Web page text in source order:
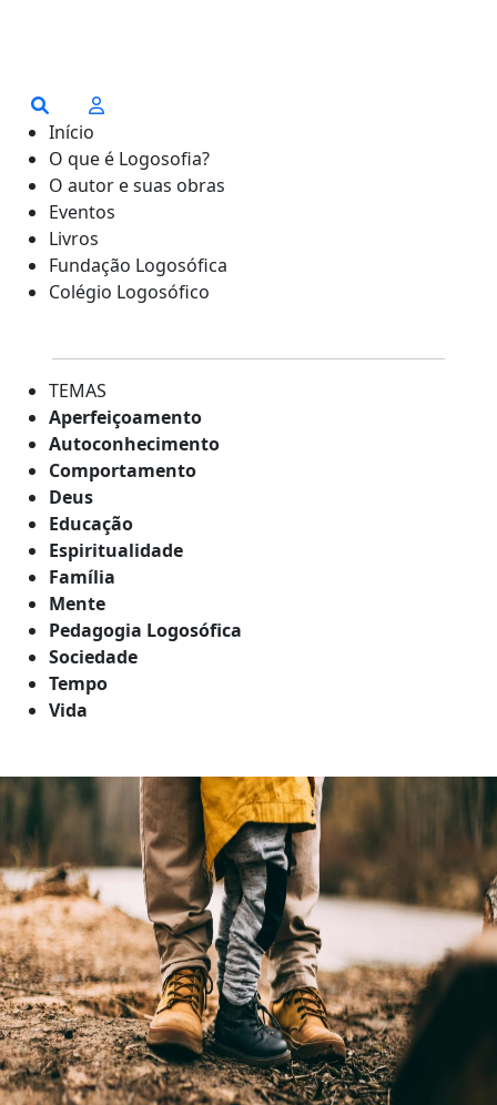
Início
O que é Logosofia?
O autor e suas obras
Eventos
Livros
Fundação Logosófica
Colégio Logosófico
TEMAS
Aperfeiçoamento
Autoconhecimento
Comportamento
Deus
Educação
Espiritualidade
Família
Mente
Pedagogia Logosófica
Sociedade
Tempo
Vida